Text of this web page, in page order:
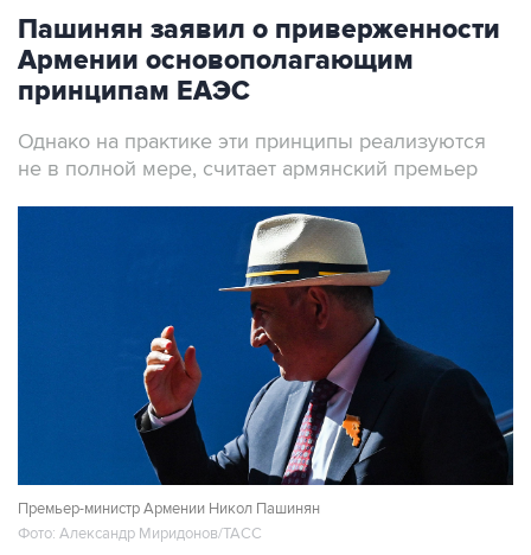
Пашинян заявил о приверженности
Армении основополагающим
принципам ЕАЭС
Однако на практике эти принципы реализуются
не в полной мере, считает армянский премьер
Премьер-министр Армении Никол Пашинян
Фото: Александр Миридонов/ТАСС